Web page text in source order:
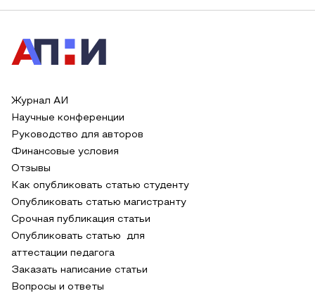
Журнал АИ
Научные конференции
Руководство для авторов
Финансовые условия
Отзывы
Как опубликовать статью студенту
Опубликовать статью магистранту
Срочная публикация статьи
Опубликовать статью для
аттестации педагога
Заказать написание статьи
Вопросы и ответы